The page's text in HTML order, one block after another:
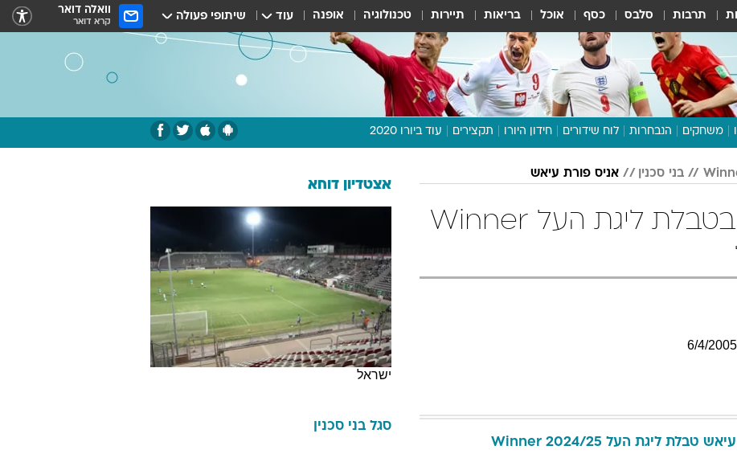
תרבות סלבס כסף אוכל בריאות תיירות טכנולוגיה אופנה עוד שיתופי פעולה וואלה דואר
קרא דואר
משחקים הנבחרות לוח שידורים חידון היורו תקצירים עוד ביורו 2020
תכנית היורו
לוח תוצאות
מגזין
דעות ופרשנויות
וואלה! ספורט
בני סכנין אניס פורת עיאש
אניס פורת עיאש בטבלת ליגת העל Winner
6/4/2005
טבלת ליגת העל Winner 2024/25
אצטדיון דוחא
ישראל
סגל בני סכנין